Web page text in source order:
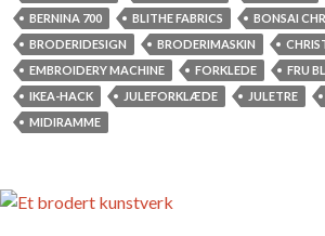
BERNINA 700
BLITHE FABRICS
BONSAI
BRODERIDESIGN
BRODERIMASKIN
EMBROIDERY MACHINE
FORKLEDE FRU
IKEA-HACK
JULEFORKLÆDE JULETRE
MIDIRAMME